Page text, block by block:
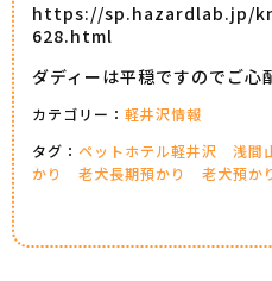
https://sp.hazardlab.jp/
628.html
ダディーは平穏ですのでご心
カテゴリー： 軽井沢情報
タグ： ペットホテル軽井沢 浅間
かり
老犬長期預かり 老犬預か